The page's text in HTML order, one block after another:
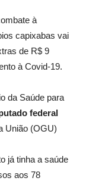
à
capixabas vai
de R$ 9
à Covid-19.
da Saúde para
federal
União (OGU)
já tinha a saúde
aos 78